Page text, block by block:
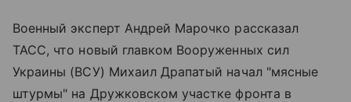
Военный эксперт Андрей Марочко рассказал
ТАСС, что новый главком Вооруженных сил
Украины (ВСУ) Михаил Драпатый начал "мясные
штурмы" на Дружковском участке фронта в